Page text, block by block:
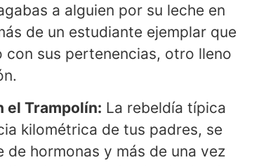
a alguien por su leche en
de un estudiante ejemplar que
con sus pertenencias, otro lleno
el Trampolín: La rebeldía típica
kilométrica de tus padres, se
hormonas y más de una vez